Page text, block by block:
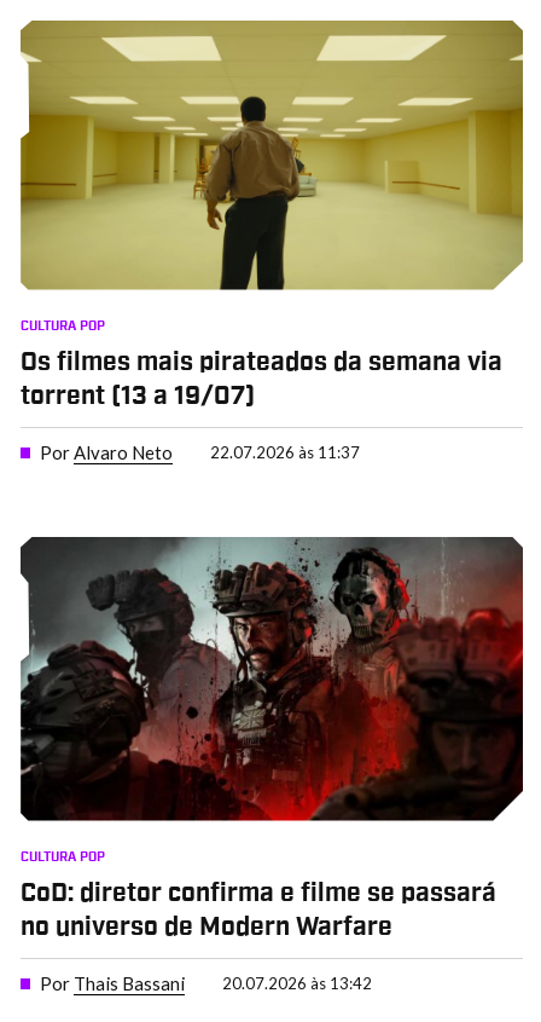
CULTURA POP
Os filmes mais pirateados da semana via
torrent (13 a 19/07)
PorAlvaro Neto 22.07.2026 às 11:37
CULTURA POP
CoD: diretor confirma e filme se passará
no universo de Modern Warfare
Por Thais Bassani 20.07.2026 às 13:42